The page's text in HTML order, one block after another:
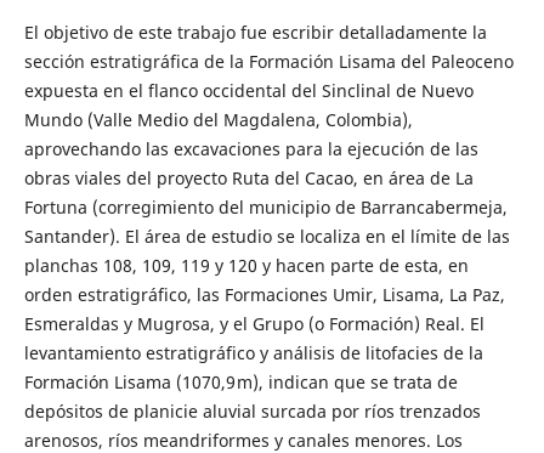
El objetivo de este trabajo fue escribir detalladamente la
sección estratigráfica de la Formación Lisama del Paleoceno
expuesta en el flanco occidental del Sinclinal de Nuevo
Mundo (Valle Medio del Magdalena, Colombia),
aprovechando las excavaciones para la ejecución de las
obras viales del proyecto Ruta del Cacao, en área de La
Fortuna (corregimiento del municipio de Barrancabermeja,
Santander). El área de estudio se localiza en el límite de las
planchas 108, 109, 119 y 120 y hacen parte de esta, en
orden estratigráfico, las Formaciones Umir, Lisama, La Paz,
Esmeraldas y Mugrosa, y el Grupo (o Formación) Real. El
levantamiento estratigráfico y análisis de litofacies de la
Formación Lisama (1070,9 m), indican que se trata de
depósitos de planicie aluvial surcada por ríos trenzados
arenosos, ríos meandriformes y canales menores. Los